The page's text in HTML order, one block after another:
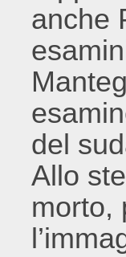
anche
del
Allo
morto,